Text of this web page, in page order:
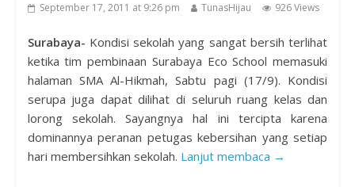
September 17, 2011 at 9:26 pm TunasHijau 926 Views
Surabaya- Kondisi sekolah yang sangat bersih terlihat
ketika tim pembinaan Surabaya Eco School memasuki
halaman SMA Al-Hikmah, Sabtu pagi (17/9). Kondisi
serupa juga dapat dilihat di seluruh ruang kelas dan
lorong sekolah. Sayangnya hal ini tercipta karena
dominannya peranan petugas kebersihan yang setiap
hari membersihkan sekolah. Lanjut membaca →